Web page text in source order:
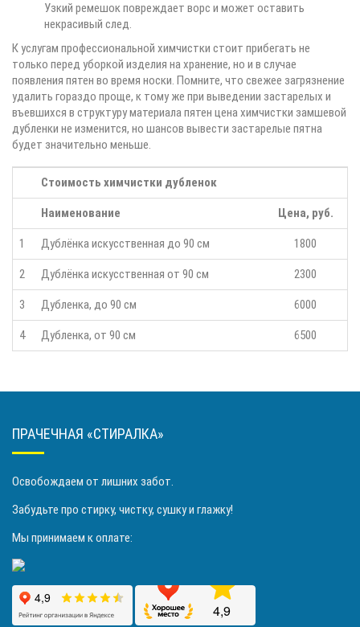
Узкий ремешок повреждает ворс и может оставить
некрасивый след.
К услугам профессиональной химчистки стоит прибегать не
только перед уборкой изделия на хранение, но и в случае
появления пятен во время носки. Помните, что свежее загрязнение
удалить гораздо проще, к тому же при выведении застарелых и
въевшихся в структуру материала пятен цена химчистки замшевой
дубленки не изменится, но шансов вывести застарелые пятна
будет значительно меньше.
Стоимость химчистки дубленок
Наименование Цена, руб.
1 Дублёнка искусственная до 90 см 1800
2 Дублёнка искусственная от 90 см 2300
3 Дубленка, до 90 см 6000
4 Дубленка, от 90 см 6500
ПРАЧЕЧНАЯ «СТИРАЛКА»
Освобождаем от лишних забот.
Забудьте про стирку, чистку, сушку и глажку!
Мы принимаем к оплате: